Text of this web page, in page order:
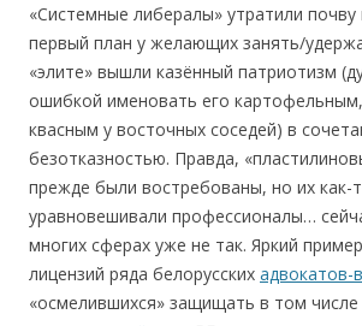
«Системные либералы» утратили почву
первый план у желающих занять/
«элите» вышли казённый патриотизм
ошибкой именовать его
квасным у восточных соседей) в
безотказностью. Правда,
прежде были востребованы, но их как-
уравновешивали профессионалы…
многих сферах уже не так. Яркий
лицензий ряда белорусских адвокатов-
«осмелившихся» защищать в том числе